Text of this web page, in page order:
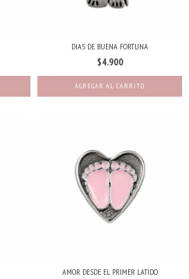
DIAS DE BUENA FORTUNA
$4.900
AMOR DESDE EL PRIMER LATIDO